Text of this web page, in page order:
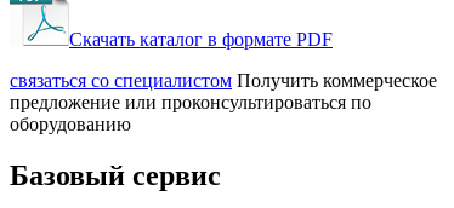
Скачать каталог в формате PDF
cвязаться со специалистом Получить коммерческое
предложение или проконсультироваться по
оборудованию
Базовый сервис